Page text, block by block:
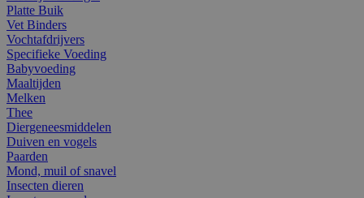
Platte Buik
Vet Binders
Vochtafdrijvers
Specifieke Voeding
Babyvoeding
Maaltijden
Melken
Thee
Diergeneesmiddelen
Duiven en vogels
Paarden
Mond, muil of snavel
Insecten dieren